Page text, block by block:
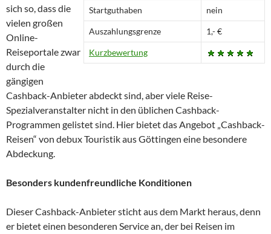
Startguthaben nein
Auszahlungsgrenze 1,- €
Kurzbewertung
sich so, dass die
vielen großen
Online-
Reiseportale zwar
durch die
gängigen
Cashback-Anbieter abdeckt sind, aber viele Reise-
Spezialveranstalter nicht in den üblichen Cashback-
Programmen gelistet sind. Hier bietet das Angebot „Cashback-
Reisen“ von debux Touristik aus Göttingen eine besondere
Abdeckung.
Besonders kundenfreundliche Konditionen
Dieser Cashback-Anbieter sticht aus dem Markt heraus, denn
er bietet einen besonderen Service an, der bei Reisen im